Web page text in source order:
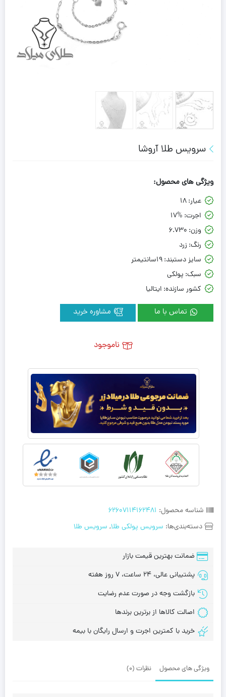
سرویس طلا آروشا
شناسه محصول: 62607114162481
دسته‌بندی‌ها: سرویس پولکی طلا, سرویس طلا
ویژگی های محصول:
عیار:18
اجرت: 17%
وزن: 6.730
رنگ: زرد
سایز دستبند:19سانتیمتر
سبک: پولکی
کشور سازنده: ایتالیا
تماس با ما
ضمانت بهترین قیمت بازار
پشتیبانی عالی، 24 ساعت، 7 روز هفته
بازگشت وجه در صورت عدم رضایت
اصالت کالاها از برترین برندها
خرید با کمترین اجرت و ارسال رایگان با بیمه
ناموجود
ویژگی های محصول نظرات (0)